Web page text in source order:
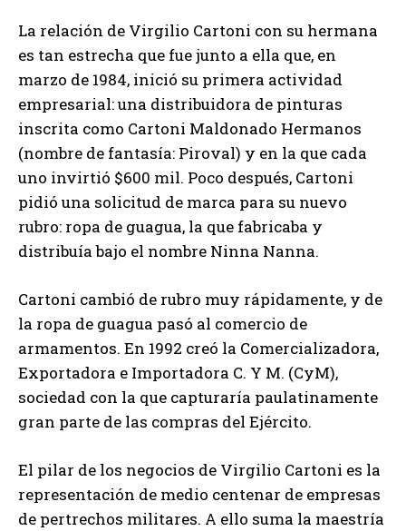
La relación de Virgilio Cartoni con su hermana
es tan estrecha que fue junto a ella que, en
marzo de 1984, inició su primera actividad
empresarial: una distribuidora de pinturas
inscrita como Cartoni Maldonado Hermanos
(nombre de fantasía: Piroval) y en la que cada
uno invirtió $600 mil. Poco después, Cartoni
pidió una solicitud de marca para su nuevo
rubro: ropa de guagua, la que fabricaba y
distribuía bajo el nombre Ninna Nanna.
Cartoni cambió de rubro muy rápidamente, y de
la ropa de guagua pasó al comercio de
armamentos. En 1992 creó la Comercializadora,
Exportadora e Importadora C. Y M. (CyM),
sociedad con la que capturaría paulatinamente
gran parte de las compras del Ejército.
El pilar de los negocios de Virgilio Cartoni es la
representación de medio centenar de empresas
de pertrechos militares. A ello suma la maestría